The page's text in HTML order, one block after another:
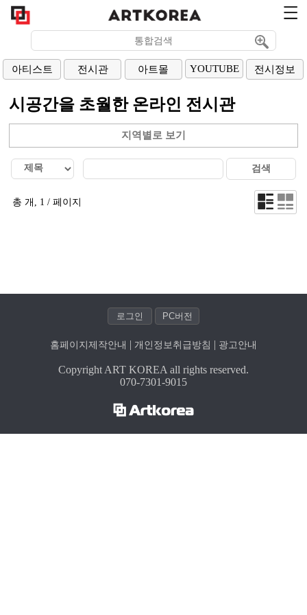
아티스트 전시관 아트몰 YOUTUBE 전시정보
시공간을 초월한 온라인 전시관
지역별로 보기
총 개, 1 / 페이지
홈페이지제작안내 | 개인정보취급방침 | 광고안내
Copyright ART KOREA all rights reserved.
070-7301-9015